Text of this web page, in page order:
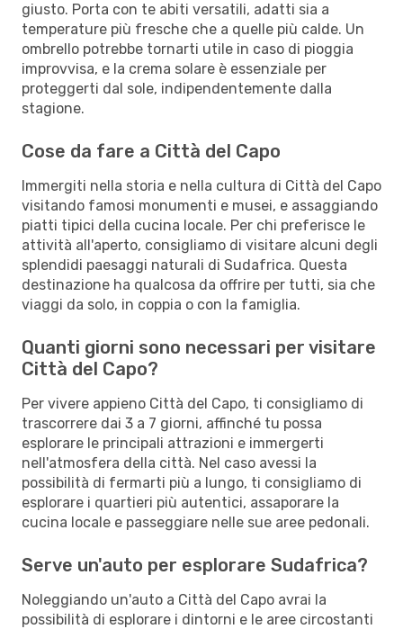
giusto. Porta con te abiti versatili, adatti sia a
temperature più fresche che a quelle più calde. Un
ombrello potrebbe tornarti utile in caso di pioggia
improvvisa, e la crema solare è essenziale per
proteggerti dal sole, indipendentemente dalla
stagione.
Cose da fare a Città del Capo
Immergiti nella storia e nella cultura di Città del Capo
visitando famosi monumenti e musei, e assaggiando
piatti tipici della cucina locale. Per chi preferisce le
attività all'aperto, consigliamo di visitare alcuni degli
splendidi paesaggi naturali di Sudafrica. Questa
destinazione ha qualcosa da offrire per tutti, sia che
viaggi da solo, in coppia o con la famiglia.
Quanti giorni sono necessari per visitare
Città del Capo?
Per vivere appieno Città del Capo, ti consigliamo di
trascorrere dai 3 a 7 giorni, affinché tu possa
esplorare le principali attrazioni e immergerti
nell'atmosfera della città. Nel caso avessi la
possibilità di fermarti più a lungo, ti consigliamo di
esplorare i quartieri più autentici, assaporare la
cucina locale e passeggiare nelle sue aree pedonali.
Serve un'auto per esplorare Sudafrica?
Noleggiando un'auto a Città del Capo avrai la
possibilità di esplorare i dintorni e le aree circostanti